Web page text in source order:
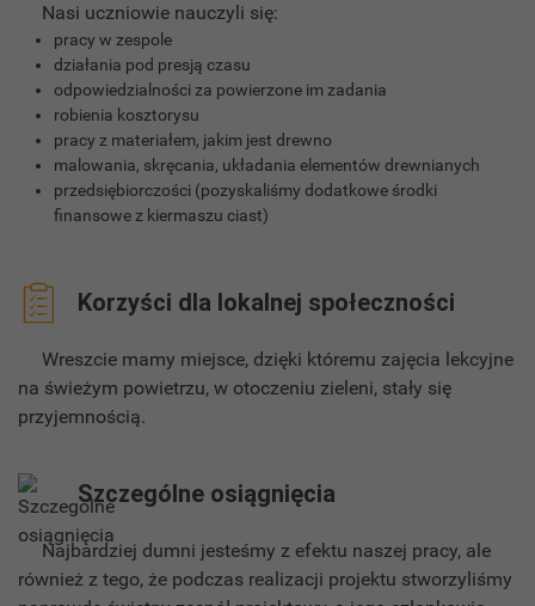
Nasi uczniowie nauczyli się:
pracy w zespole
działania pod presją czasu
odpowiedzialności za powierzone im zadania
robienia kosztorysu
pracy z materiałem, jakim jest drewno
malowania, skręcania, układania elementów drewnianych
przedsiębiorczości (pozyskaliśmy dodatkowe środki
finansowe z kiermaszu ciast)
Korzyści dla lokalnej społeczności
Wreszcie mamy miejsce, dzięki któremu zajęcia lekcyjne
na świeżym powietrzu, w otoczeniu zieleni, stały się
przyjemnością.
Szczególne osiągnięcia
Najbardziej dumni jesteśmy z efektu naszej pracy, ale
również z tego, że podczas realizacji projektu stworzyliśmy